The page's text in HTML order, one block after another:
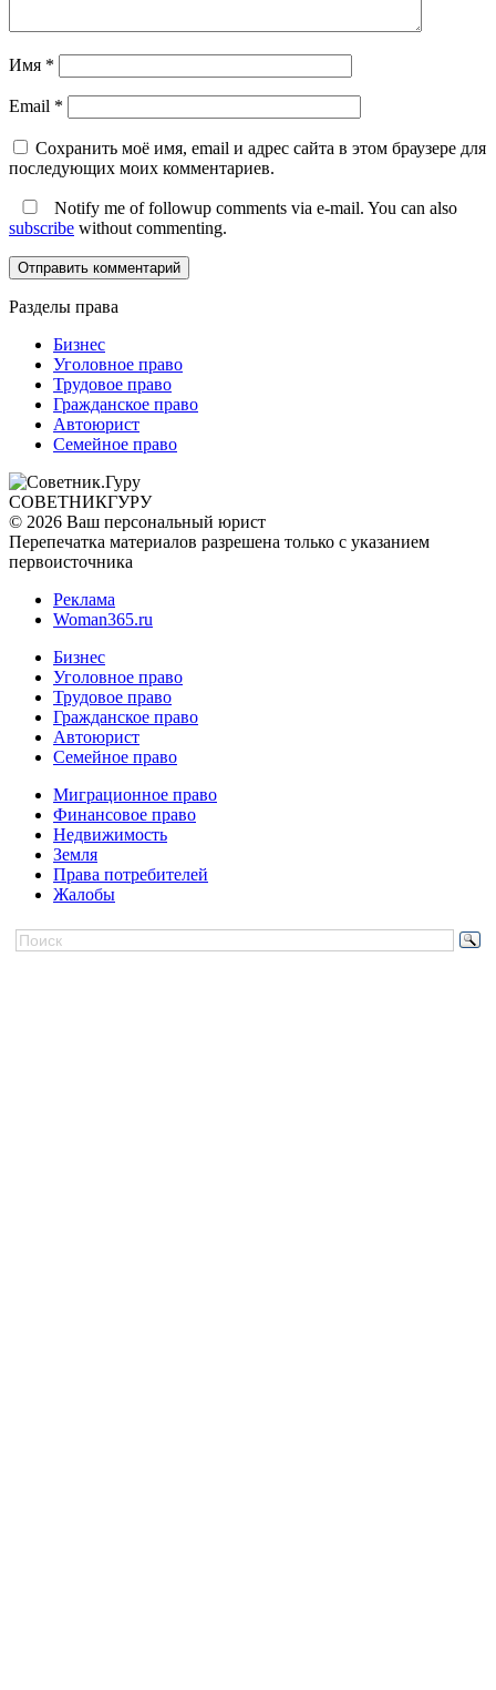
Имя *
Email *
Сохранить моё имя, email и адрес сайта в этом браузере для
последующих моих комментариев.
Notify me of followup comments via e-mail. You can also
subscribe without commenting.
Разделы права
Бизнес
Уголовное право
Трудовое право
Гражданское право
Автоюрист
Семейное право
СОВЕТНИКГУРУ
© 2026 Ваш персональный юрист
Перепечатка материалов разрешена только с указанием
первоисточника
Реклама
Woman365.ru
Бизнес
Уголовное право
Трудовое право
Гражданское право
Автоюрист
Семейное право
Миграционное право
Финансовое право
Недвижимость
Земля
Права потребителей
Жалобы